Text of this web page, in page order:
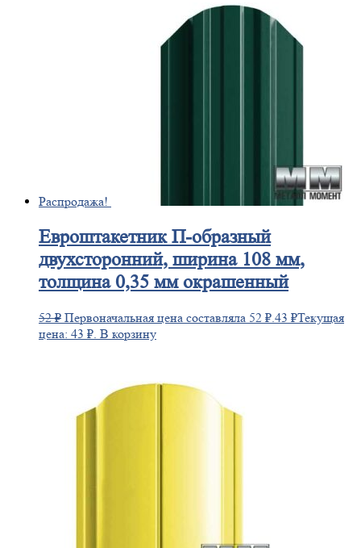
Распродажа!
ЕвроштакетникП-образный
двухсторонний, ширина 108 мм,
толщина 0,35 мм окрашенный
52₽ Первоначальная цена составляла 52 ₽. 43 ₽Текущая
цена: 43 ₽. В корзину